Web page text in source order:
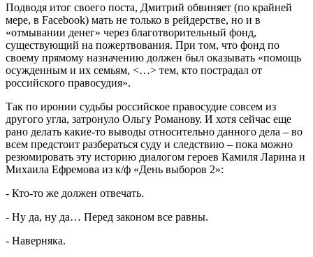
Подводя итог своего поста, Дмитрий обвиняет (по крайней
мере, в Facebook) мать не только в рейдерстве, но и в
«отмывании денег» через благотворительный фонд,
существующий на пожертвования. При том, что фонд по
своему прямому назначению должен был оказывать «помощь
осужденным и их семьям, <…> тем, кто пострадал от
российского правосудия».
Так по иронии судьбы российское правосудие совсем из
другого угла, затронуло Ольгу Романову. И хотя сейчас еще
рано делать какие-то выводы относительно данного дела – во
всем предстоит разбераться суду и следствию – пока можно
резюмировать эту историю диалогом героев Камиля Ларина и
Михаила Ефремова из к/ф «День выборов 2»:
- Кто-то же должен отвечать.
- Ну да, ну да… Перед законом все равны.
- Наверняка.